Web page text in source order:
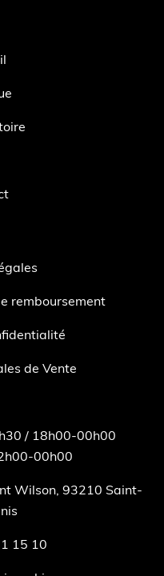
remboursement
de Vente
/ 18h00-00h00
00h00
Wilson, 93210 Saint-
15 10